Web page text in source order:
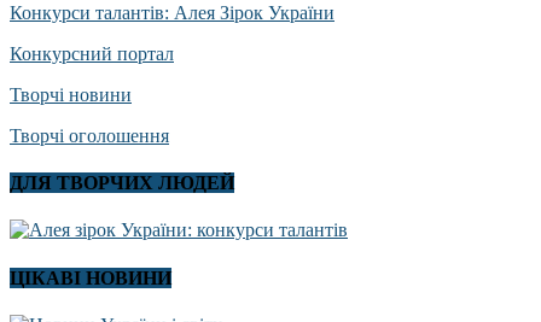
Конкурси талантів: Алея Зірок України
Конкурсний портал
Творчі новини
Творчі оголошення
ДЛЯ ТВОРЧИХ ЛЮДЕЙ
ЦІКАВІ НОВИНИ